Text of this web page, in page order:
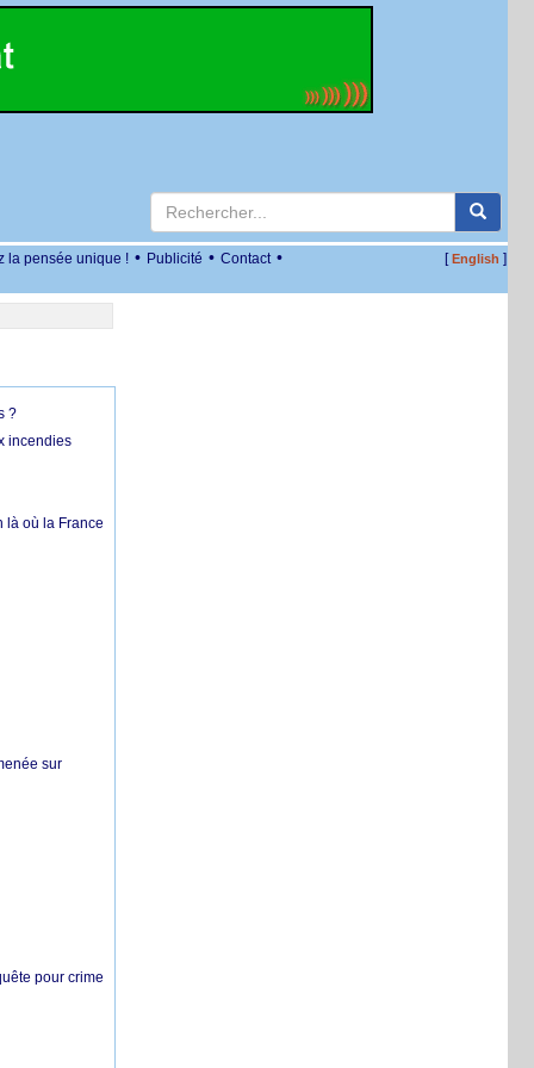
la pensée unique ! • Publicité • Contact • [English ]
?
incendies
là où la France
sur
pour crime